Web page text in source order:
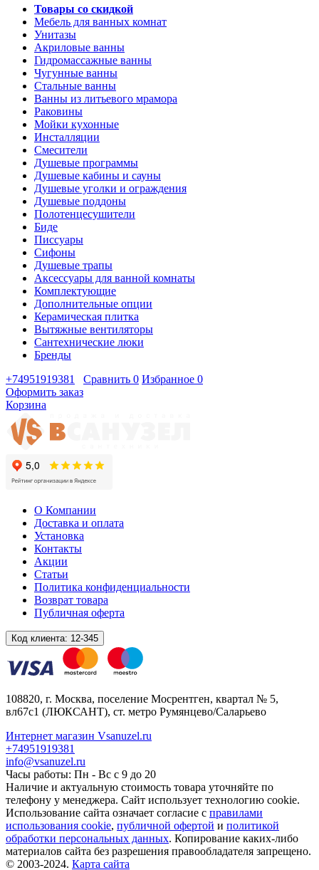
Товары со скидкой
Мебель для ванных комнат
Унитазы
Акриловые ванны
Гидромассажные ванны
Чугунные ванны
Стальные ванны
Ванны из литьевого мрамора
Раковины
Мойки кухонные
Инсталляции
Смесители
Душевые программы
Душевые кабины и сауны
Душевые уголки и ограждения
Душевые поддоны
Полотенцесушители
Биде
Писсуары
Сифоны
Душевые трапы
Аксессуары для ванной комнаты
Комплектующие
Дополнительные опции
Керамическая плитка
Вытяжные вентиляторы
Сантехнические люки
Бренды
+74951919381
Сравнить 0 Избранное 0
Оформить заказ
Корзина
О Компании
Доставка и оплата
Установка
Контакты
Акции
Статьи
Политика конфиденциальности
Возврат товара
Публичная оферта
Код клиента: 12-345
108820, г. Москва, поселение Мосрентген, квартал № 5,
вл67с1 (ЛЮКСАНТ), ст. метро Румянцево/Саларьево
Интернет магазин Vsanuzel.ru
+74951919381
info@vsanuzel.ru
Часы работы: Пн - Вс с 9 до 20
Наличие и актуальную стоимость товара уточняйте по
телефону у менеджера. Сайт использует технологию cookie.
Использование сайта означает согласие с правилами
использования cookie, публичной офертой и политикой
обработки персональных данных. Копирование каких-либо
материалов сайта без разрешения правообладателя запрещено.
© 2003-2024. Карта сайта